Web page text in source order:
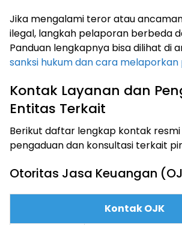
Jika mengalami teror atau
ilegal, langkah pelaporan berbeda
Panduan lengkapnya bisa dilihat di
sanksi hukum dan cara melaporkan
Kontak Layanan dan
Entitas Terkait
Berikut daftar lengkap kontak
pengaduan dan konsultasi terkait
Otoritas Jasa Keuangan
Kontak OJK